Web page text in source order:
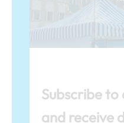
Subscribe
and receive